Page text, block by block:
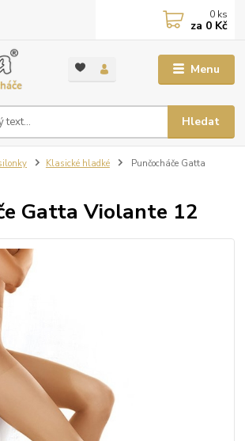
Menu
Hledat
0 ks
za 0 Kč
Klasické hladké
Punčocháče Gatta
Gatta Violante 12